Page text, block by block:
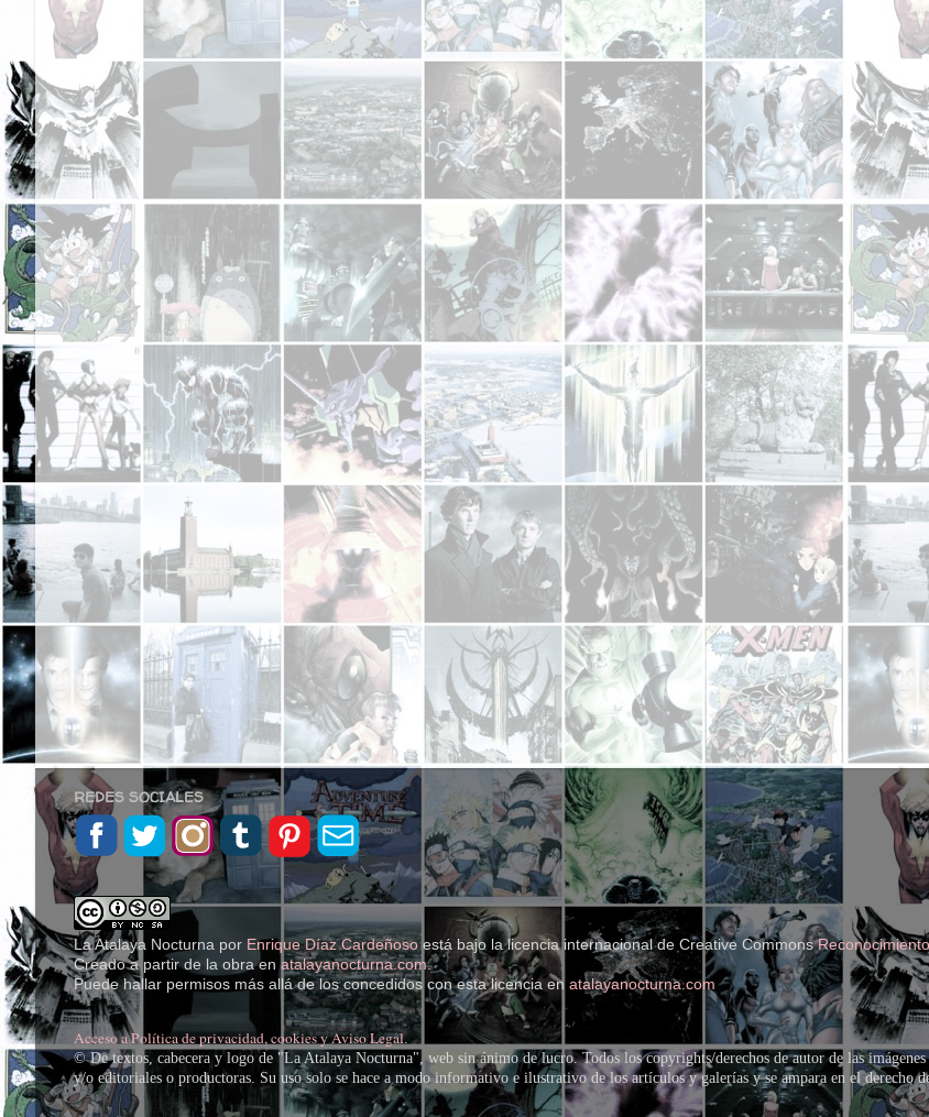
REDES SOCIALES
La Atalaya Nocturna por Enrique Díaz Cardeñosoestá bajo la licencia internacional de Creative Commons
Creado a partir de la obra enatalayanocturna.com.
Puede hallar permisos más allá de los concedidos con esta licencia en atalayanocturna.com
Acceso a Política de privacidad, cookies y Aviso Legal.
© De textos, cabecera y logo de "La Atalaya Nocturna", web sin ánimo de lucro. Todos los copyrights/derechos de autor de las
y/o editoriales o productoras. Su uso solo se hace a modo informativo e ilustrativo de los artículos y galerías y se ampara en el derecho